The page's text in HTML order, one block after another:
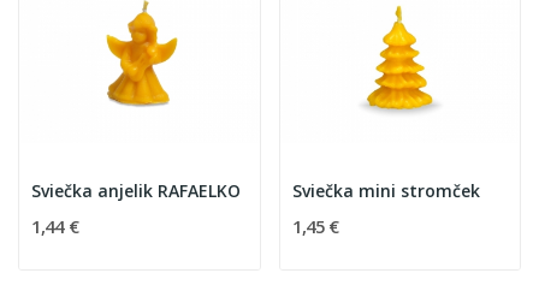
Sviečka anjelik RAFAELKO
1,44 €
Sviečka mini stromček
1,45 €